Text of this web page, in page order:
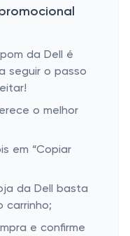
da Dell é
seguir o passo
o melhor
em “Copiar
da Dell basta
carrinho;
e confirme